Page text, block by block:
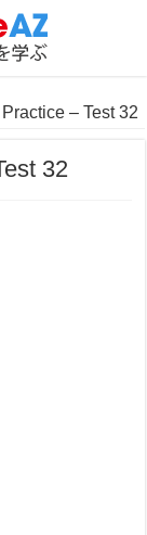
– Test 32
32